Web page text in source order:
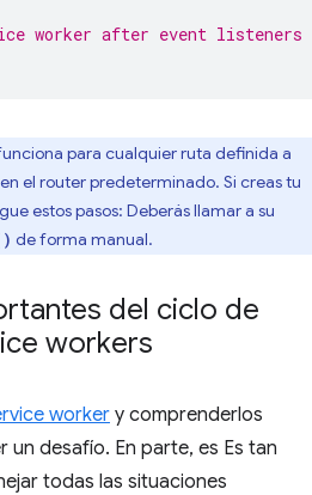
worker after event listeners
para cualquier ruta definida a
en el router predeterminado. Si creas tu
estos pasos: Deberás llamar a su
de forma manual.
del ciclo de
workers
worker y comprenderlos
desafío. En parte, es Es tan
todas las situaciones